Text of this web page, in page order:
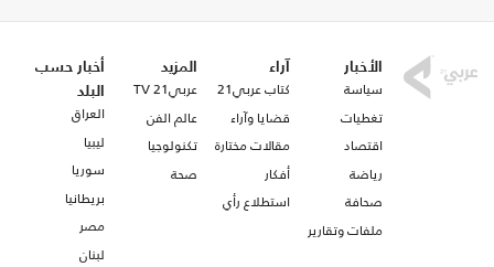
الأخبار
سياسة
تغطيات
اقتصاد
رياضة
صحافة
ملفات وتقارير
آراء
كتاب عربي21
قضايا وآراء
مقالات مختارة
أفكار
استطلاع رأي
المزيد
عربي21 TV
عالم الفن
تكنولوجيا
صحة
أخبار حسب
البلد
العراق
ليبيا
سوريا
بريطانيا
مصر
لبنان